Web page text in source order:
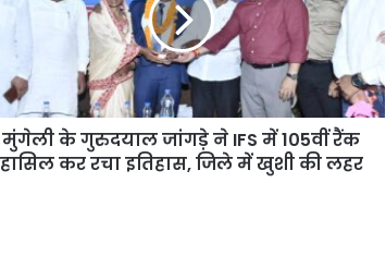
मुंगेली के गुरुदयाल जांगड़े ने IFS में 105वीं रैंक
हासिल कर रचा इतिहास, जिले में खुशी की लहर